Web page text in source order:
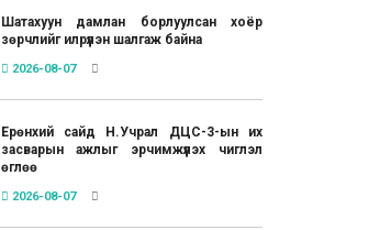
Шатахуун дамлан борлуулсан хоёр
зөрчлийг илрүүлэн шалгаж байна
2026-08-07
Ерөнхий сайд Н.Учрал ДЦС-3-ын их
засварын ажлыг эрчимжүүлэх чиглэл
өглөө
2026-08-07